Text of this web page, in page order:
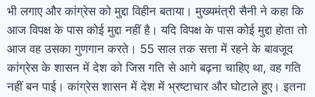
भी लगाए और कांग्रेस को मुद्दा विहीन बताया। मुख्यमंत्री सैनी ने कहा कि
आज विपक्ष के पास कोई मुद्दा नहीं है। यदि विपक्ष के पास कोई मुद्दा होता तो
आज वह उसका गुणगान करते। 55 साल तक सत्ता में रहने के बावजूद
कांग्रेस के शासन में देश को जिस गति से आगे बढ़ना चाहिए था, वह गति
नहीं बन पाई। कांग्रेस शासन में देश में भ्रष्टाचार और घोटाले हुए। इतना